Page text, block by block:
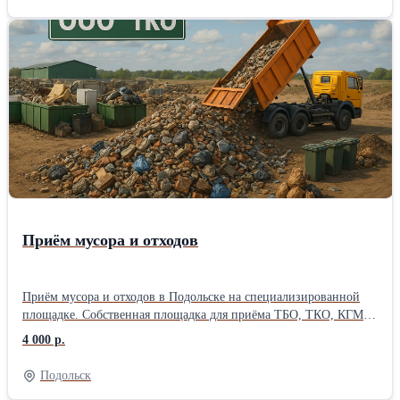
Приём мусора и отходов
Приём мусора и отходов в Подольске на специализированной
площадке. Собственная площадка для приёма ТБО, ТКО, КГМ и
строительного мусора Принимаем КАЖДЫЙ ДЕНЬ от частных
лиц, строительных и ЖКХ бригад, офисов и складов ЧТО
ПРИНИМАЕМ: Твёрдые бытовые отходы (ТБО) и коммунальные
отходы (ТКО) Крупногабаритный хлам: старая мебель, техника,
4 000 р.
Подольск